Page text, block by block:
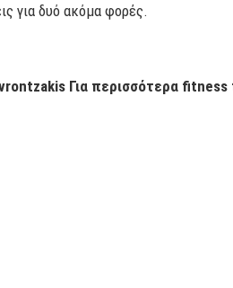
για δυό ακόμα φορές.
Για περισσότερα